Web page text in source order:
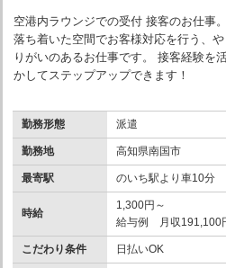
空港内ラウンジでの受付 接客のお仕事。
落ち着いた空間でお客様対応を行う、や
りがいのあるお仕事です。 接客経験を
かしてステップアップできます！
勤務形態 派遣
勤務地 高知県南国市
最寄駅 のいち駅より車10分
時給
1,300円～
給与例 月収191,100
こだわり条件 日払いOK